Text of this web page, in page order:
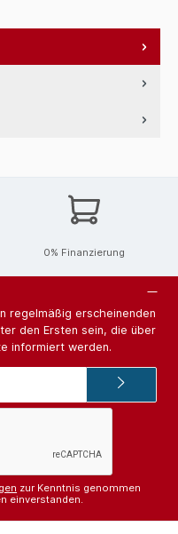
0% Finanzierung
regelmäßig erscheinenden
den Ersten sein, die über
informiert werden.
zur Kenntnis genommen
einverstanden.